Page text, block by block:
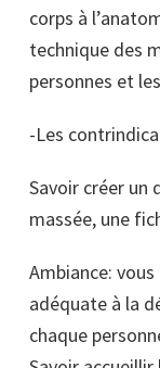
corps à
technique des
personnes et
-Les
Savoir créer un
massée, une
Ambiance:
adéquate à la
chaque